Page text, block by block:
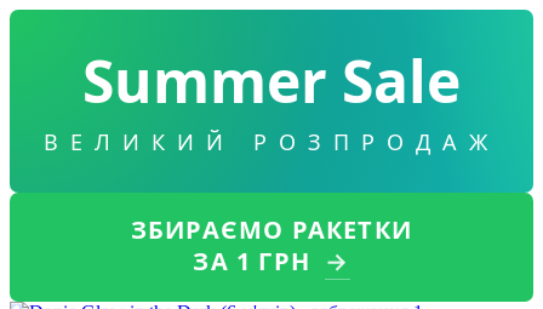
Summer Sale
ВЕЛИКИЙ РОЗПРОДАЖ
ЗБИРАЄМО РАКЕТКИ
ЗА 1 ГРН →